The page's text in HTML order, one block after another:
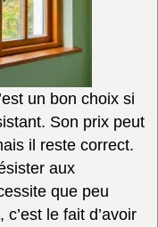
un bon choix si
Son prix peut
il reste correct.
aux
que peu
le fait d’avoir